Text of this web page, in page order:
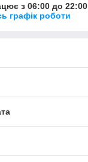
з 06:00 до 22:00
графік роботи